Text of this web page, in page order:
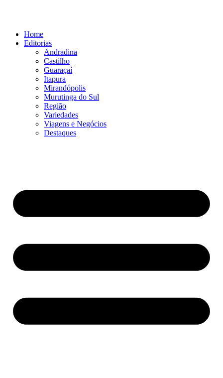
conteúdoHome
Editorias
Andradina
Castilho
Guaraçaí
Itapura
Mirandópolis
Murutinga do Sul
Região
Variedades
Viagens e Negócios
Destaques